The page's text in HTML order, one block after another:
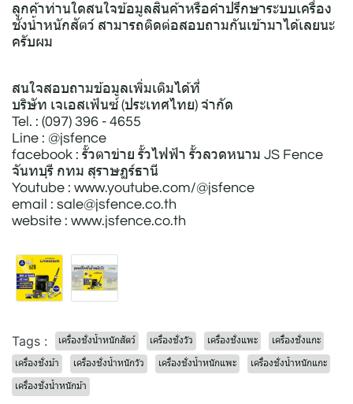
ลูกค้าท่านใดสนใจข้อมูลสินค้าหรือคำปรึกษาระบบเครื่อง
ชั่งน้ำหนักสัตว์ สามารถติดต่อสอบถามกันเข้ามาได้เลยนะ
ครับผม
สนใจสอบถามข้อมูลเพิ่มเติมได้ที่
บริษัท เจเอสเฟ้นซ์ (ประเทศไทย) จำกัด
Tel. : (097) 396 - 4655
Line : @jsfence
facebook : รั้วตาข่าย รั้วไฟฟ้า รั้วลวดหนาม JS Fence
จันทบุรี กทม สุราษฏร์ธานี
Youtube : www.youtube.com/@jsfence
email : sale@jsfence.co.th
website : www.jsfence.co.th
Tags : เครื่องชั่งน้ำหนักสัตว์ เครื่องชั่งวัว เครื่องชั่งแพะ เครื่องชั่งแกะ
เครื่องชั่งม้า เครื่องชั่งน้ำหนักวัว เครื่องชั่งน้ำหนักแพะ เครื่องชั่งน้ำหนักแกะ
เครื่องชั่งน้ำหนักม้า